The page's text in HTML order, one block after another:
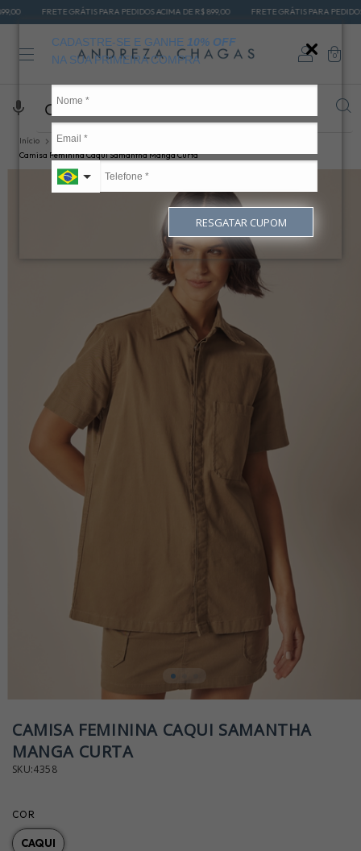
CADASTRE-SE E GANHE 10% OFF
NA SUA PRIMEIRA COMPRA
RESGATAR CUPOM
GRÁTIS PARA PEDIDOS ACIMA DE R$ 899,00 FRETE GRÁTIS PARA PEDIDOS ACIMA DE
0
Início OUTROS PRODUTOS
Camisa Feminina Caqui Samantha Manga Curta
CAMISA FEMININA CAQUI SAMANTHA
MANGA CURTA
SKU:4358
COR
CAQUI